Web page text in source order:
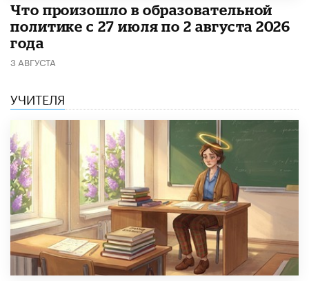
​Что произошло в образовательной
политике с 27 июля по 2 августа 2026
года
3 АВГУСТА
УЧИТЕЛЯ